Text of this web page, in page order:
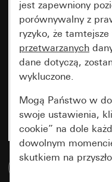
jest zapewniony
porównywalny z
ryzyko, że
przetwarzanych
dane dotyczą,
wykluczone.
Mogą Państwo w
swoje ustawienia,
cookie” na dole
dowolnym
skutkiem na